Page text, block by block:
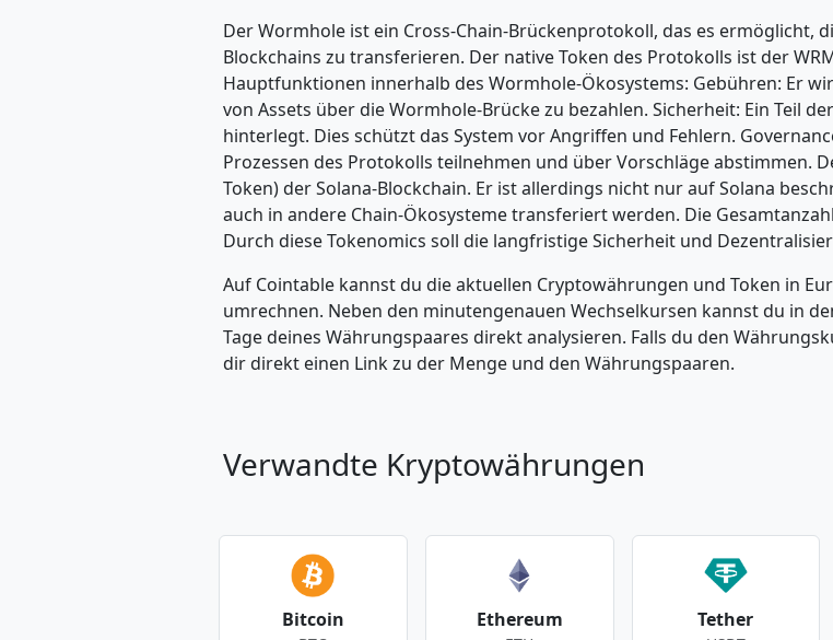
Der Wormhole ist ein Cross-Chain-Brückenprotokoll, das es ermöglicht,
Blockchains zu transferieren. Der native Token des Protokolls ist der
Hauptfunktionen innerhalb des Wormhole-Ökosystems: Gebühren: Er
von Assets über die Wormhole-Brücke zu bezahlen. Sicherheit: Ein Teil
hinterlegt. Dies schützt das System vor Angriffen und Fehlern.
Prozessen des Protokolls teilnehmen und über Vorschläge abstimmen.
Token) der Solana-Blockchain. Er ist allerdings nicht nur auf Solana
auch in andere Chain-Ökosysteme transferiert werden. Die
Durch diese Tokenomics soll die langfristige Sicherheit und
Auf Cointable kannst du die aktuellen Cryptowährungen und Token in
umrechnen. Neben den minutengenauen Wechselkursen kannst du in
Tage deines Währungspaares direkt analysieren. Falls du den
dir direkt einen Link zu der Menge und den Währungspaaren.
Verwandte Kryptowährungen
Bitcoin Ethereum Tether